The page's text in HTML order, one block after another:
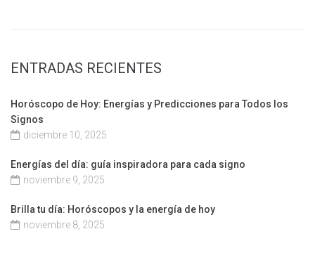
ENTRADAS RECIENTES
Horóscopo de Hoy: Energías y Predicciones para Todos los
Signos
diciembre 10, 2025
Energías del día: guía inspiradora para cada signo
noviembre 9, 2025
Brilla tu día: Horóscopos y la energía de hoy
noviembre 8, 2025